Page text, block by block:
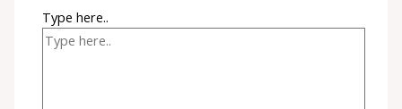
Type here..